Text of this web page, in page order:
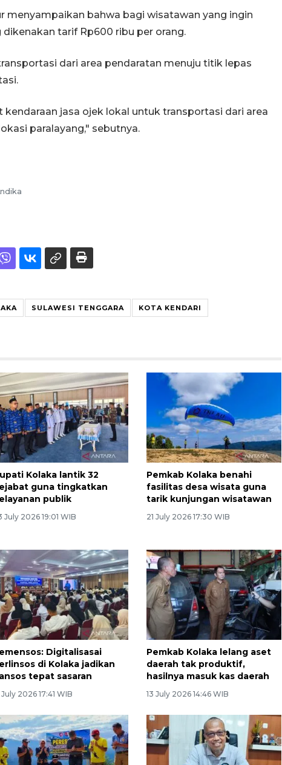
menyampaikan bahwa bagi wisatawan yang ingin
tarif Rp600 ribu per orang.
dari area pendaratan menuju titik lepas
jasa ojek lokal untuk transportasi dari area
paralayang," sebutnya.
SULAWESI TENGGARA KOTA KENDARI
Kolaka lantik 32
guna tingkatkan
publik
July 2026 19:01 WIB
Pemkab Kolaka benahi
fasilitas desa wisata guna
tarik kunjungan wisatawan
21 July 2026 17:30 WIB
Digitalisasai
di Kolaka jadikan
tepat sasaran
July 2026 17:41 WIB
Pemkab Kolaka lelang aset
daerah tak produktif,
hasilnya masuk kas daerah
13 July 2026 14:46 WIB